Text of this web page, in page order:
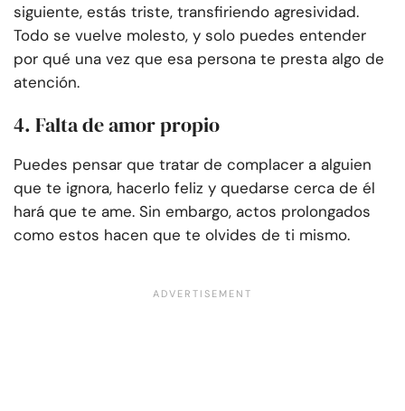
siguiente, estás triste, transfiriendo agresividad.
Todo se vuelve molesto, y solo puedes entender
por qué una vez que esa persona te presta algo de
atención.
4. Falta de amor propio
Puedes pensar que tratar de complacer a alguien
que te ignora, hacerlo feliz y quedarse cerca de él
hará que te ame. Sin embargo, actos prolongados
como estos hacen que te olvides de ti mismo.